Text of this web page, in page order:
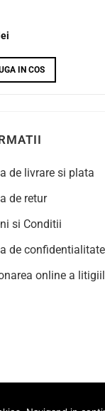
lei
IN COS
de livrare si plata
de retur
si Conditii
de confidentialitate
online a